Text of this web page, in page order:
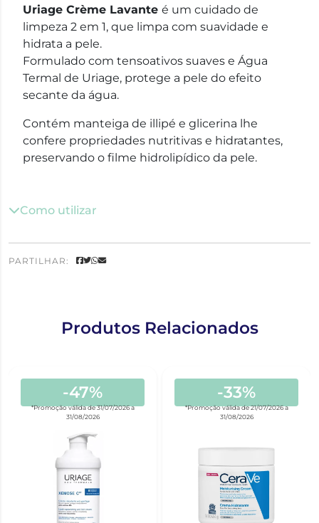
Uriage Crème Lavante é um cuidado de
limpeza 2 em 1, que limpa com suavidade e
hidrata a pele.
Formulado com tensoativos suaves e Água
Termal de Uriage, protege a pele do efeito
secante da água.
Contém manteiga de illipé e glicerina lhe
confere propriedades nutritivas e hidratantes,
preservando o filme hidrolipídico da pele.
Como utilizar
PARTILHAR:
Produtos Relacionados
-47%
*Promoção válida de 31/07/2026 a
31/08/2026
-33%
*Promoção válida de 21/07/2026 a
31/08/2026